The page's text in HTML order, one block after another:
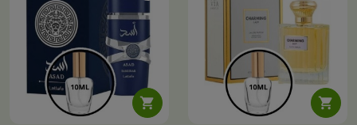
 